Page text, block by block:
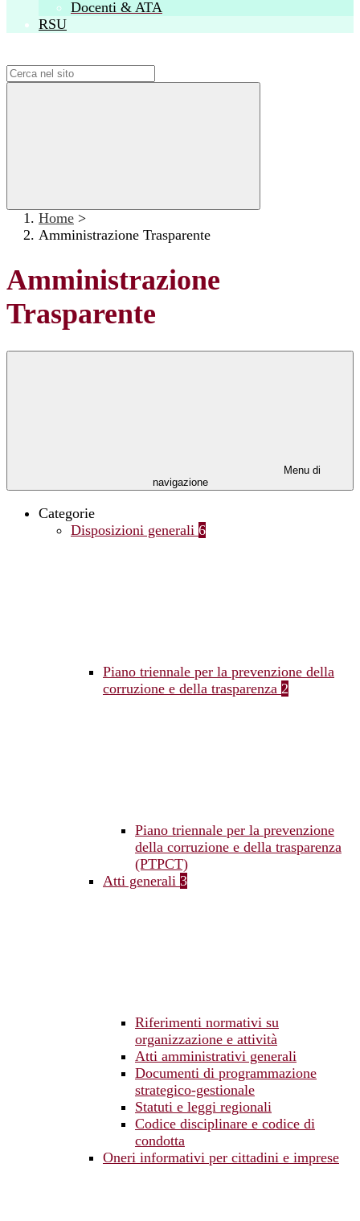
Docenti & ATA
RSU
Home >
Amministrazione Trasparente
Amministrazione
Trasparente
Menu di
navigazione
Categorie
Disposizioni generali 6
Piano triennale per la prevenzione della
corruzione e della trasparenza 2
Piano triennale per la prevenzione
della corruzione e della trasparenza
(PTPCT)
Atti generali 3
Riferimenti normativi su
organizzazione e attività
Atti amministrativi generali
Documenti di programmazione
strategico-gestionale
Statuti e leggi regionali
Codice disciplinare e codice di
condotta
Oneri informativi per cittadini e imprese